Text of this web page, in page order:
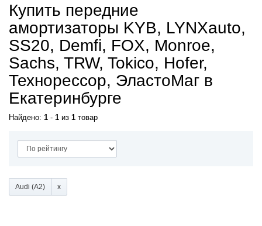
Купить передние
амортизаторы KYB, LYNXauto,
SS20, Demfi, FOX, Monroe,
Sachs, TRW, Tokico, Hofer,
Технорессор, ЭластоМаг в
Екатеринбурге
Найдено: 1 - 1 из 1 товар
Audi (A2)